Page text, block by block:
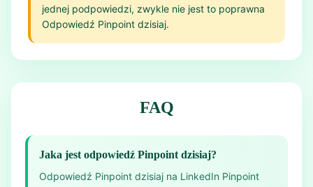
jednej podpowiedzi, zwykle nie jest to poprawna
Odpowiedź Pinpoint dzisiaj.
FAQ
Jaka jest odpowiedź Pinpoint dzisiaj?
Odpowiedź Pinpoint dzisiaj na LinkedIn Pinpoint